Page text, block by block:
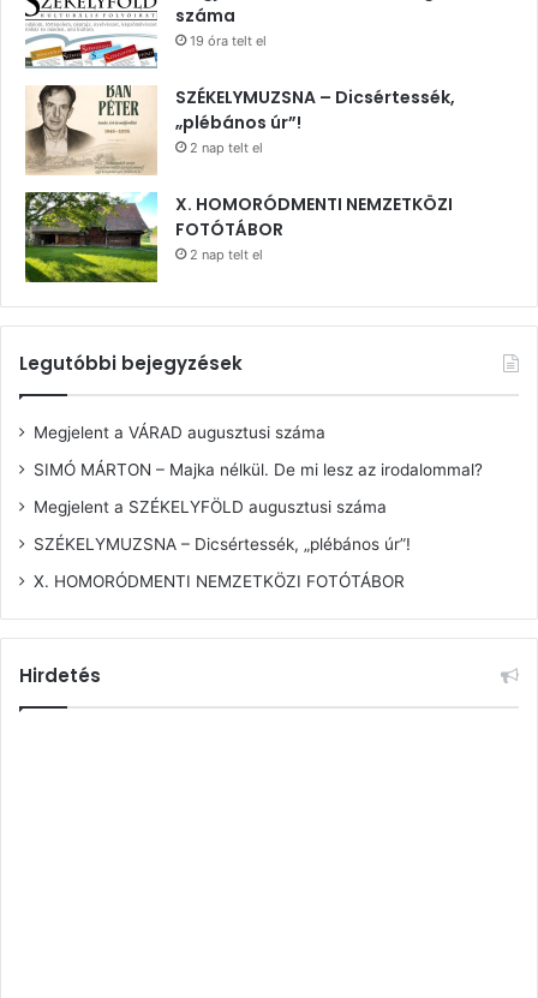
száma
19 óra telt el
SZÉKELYMUZSNA – Dicsértessék,
„plébános úr”!
2 nap telt el
X. HOMORÓDMENTI NEMZETKÖZI
FOTÓTÁBOR
2 nap telt el
Legutóbbi bejegyzések
Megjelent a VÁRAD augusztusi száma
SIMÓ MÁRTON – Majka nélkül. De mi lesz az irodalommal?
Megjelent a SZÉKELYFÖLD augusztusi száma
SZÉKELYMUZSNA – Dicsértessék, „plébános úr”!
X. HOMORÓDMENTI NEMZETKÖZI FOTÓTÁBOR
Hirdetés